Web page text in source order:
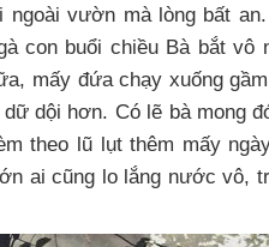
vườn mà lòng bất
con buổi chiều Bà bắt vô
mấy đứa chạy xuống
dội hơn. Có lẽ bà mong
theo lũ lụt thêm mấy
ai cũng lo lắng nước vô,